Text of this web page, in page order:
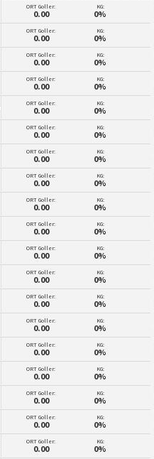
ORT Goller:
0.00
KG:
0%
ORT Goller:
0.00
KG:
0%
ORT Goller:
0.00
KG:
0%
ORT Goller:
0.00
KG:
0%
ORT Goller:
0.00
KG:
0%
ORT Goller:
0.00
KG:
0%
ORT Goller:
0.00
KG:
0%
ORT Goller:
0.00
KG:
0%
ORT Goller:
0.00
KG:
0%
ORT Goller:
0.00
KG:
0%
ORT Goller:
0.00
KG:
0%
ORT Goller:
0.00
KG:
0%
ORT Goller:
0.00
KG:
0%
ORT Goller:
0.00
KG:
0%
ORT Goller:
0.00
KG:
0%
ORT Goller:
0.00
KG:
0%
ORT Goller:
0.00
KG:
0%
ORT Goller:
0.00
KG:
0%
ORT Goller:
0.00
KG:
0%